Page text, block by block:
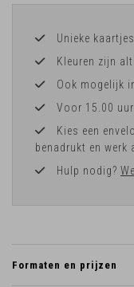
Unieke
Kleuren zijn
Ook mogelijk
Voor 15.00
Kies een
benadrukt en werk
Hulp nodig?
Formaten en prijzen